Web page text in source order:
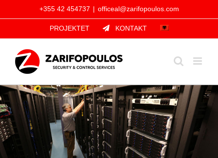
to
+355 42 454737 | officeal@zarifopoulos.com
PROJEKTET KONTAKT